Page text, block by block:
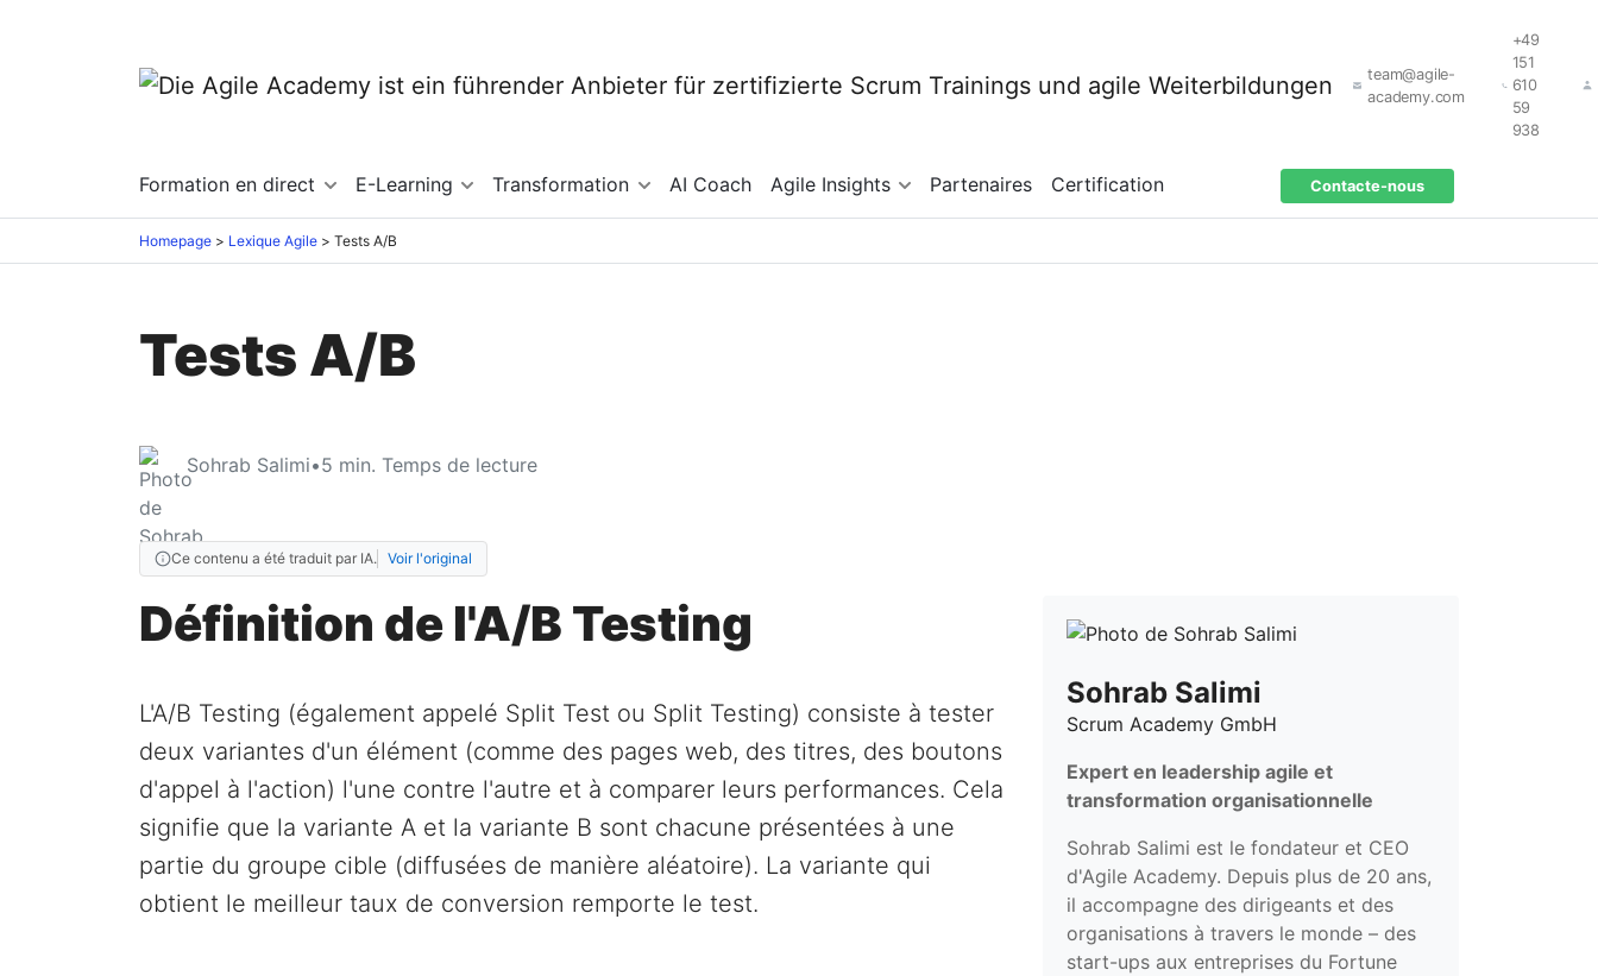
team@agile-
academy.com
+49
151
610
59
938
Formation en direct E-Learning Transformation AI Coach Agile Insights Partenaires Certification Contacte-nous
Homepage Lexique Agile Tests A/B
Tests A/B
Sohrab Salimi•5 min. Temps de lecture
Ce contenu a été traduit par IA. Voir l'original
Définition de l'A/B Testing
L'A/B Testing (également appelé Split Test ou Split Testing) consiste à tester
deux variantes d'un élément (comme des pages web, des titres, des boutons
d'appel à l'action) l'une contre l'autre et à comparer leurs performances. Cela
signifie que la variante A et la variante B sont chacune présentées à une
partie du groupe cible (diffusées de manière aléatoire). La variante qui
obtient le meilleur taux de conversion remporte le test.
Sohrab Salimi
Scrum Academy GmbH
Expert en leadership agile et
transformation organisationnelle
Sohrab Salimi est le fondateur et CEO
d'Agile Academy. Depuis plus de 20 ans,
il accompagne des dirigeants et des
organisations à travers le monde – des
start-ups aux entreprises du Fortune